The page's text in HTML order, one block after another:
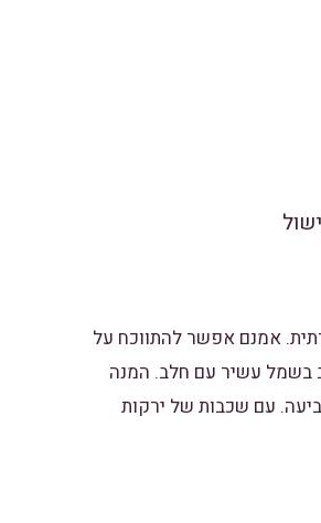
אמנם אפשר להתווכח על
בשמל עשיר עם חלב. המנה
עם שכבות של ירקות